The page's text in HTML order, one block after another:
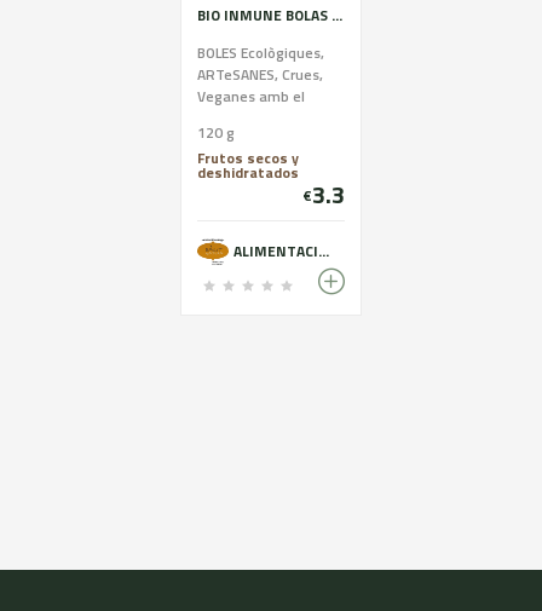
BIO INMUNE BOLAS 120G
BOLES Ecològiques,
ARTeSANES, Crues,
Veganes amb el
120 g
Frutos secos y
deshidratados
€3.3
ALIMENTACIÓ ECOLÒGICA